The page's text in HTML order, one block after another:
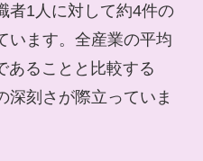
者1人に対して約4件の
います。全産業の平均
あることと比較する
深刻さが際立っていま